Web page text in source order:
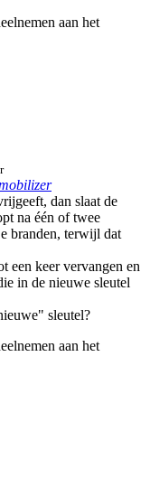
aan het
dan slaat de
na één of twee
branden, terwijl dat
een keer vervangen en
in de nieuwe sleutel
sleutel?
aan het